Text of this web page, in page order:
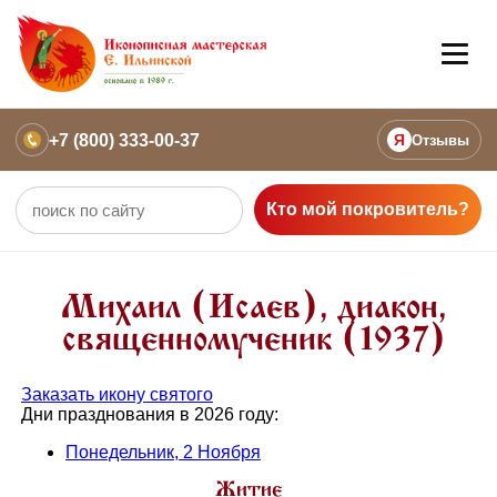
+7 (800) 333-00-37 Я Отзывы
Кто мой покровитель?
Михаил (Исаев), диакон,
священномученик (1937)
Заказать икону святого
Дни празднования в 2026 году:
Понедельник, 2 Ноября
Житие